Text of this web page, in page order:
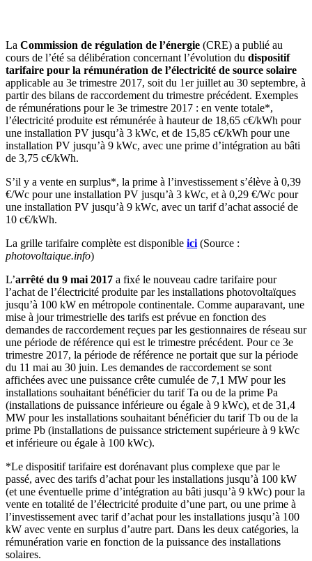
La Commission de régulation de l’énergie (CRE) a publié au
cours de l’été sa délibération concernant l’évolution du dispositif
tarifaire pour la rémunération de l’électricité de source solaire
applicable au 3e trimestre 2017, soit du 1er juillet au 30 septembre, à
partir des bilans de raccordement du trimestre précédent. Exemples
de rémunérations pour le 3e trimestre 2017 : en vente totale*,
l’électricité produite est rémunérée à hauteur de 18,65 c€/kWh pour
une installation PV jusqu’à 3 kWc, et de 15,85 c€/kWh pour une
installation PV jusqu’à 9 kWc, avec une prime d’intégration au bâti
de 3,75 c€/kWh.
S’il y a vente en surplus*, la prime à l’investissement s’élève à 0,39
€/Wc pour une installation PV jusqu’à 3 kWc, et à 0,29 €/Wc pour
une installation PV jusqu’à 9 kWc, avec un tarif d’achat associé de
10 c€/kWh.
La grille tarifaire complète est disponible ici (Source :
photovoltaique.info)
L’arrêté du 9 mai 2017 a fixé le nouveau cadre tarifaire pour
l’achat de l’électricité produite par les installations photovoltaïques
jusqu’à 100 kW en métropole continentale. Comme auparavant, une
mise à jour trimestrielle des tarifs est prévue en fonction des
demandes de raccordement reçues par les gestionnaires de réseau sur
une période de référence qui est le trimestre précédent. Pour ce 3e
trimestre 2017, la période de référence ne portait que sur la période
du 11 mai au 30 juin. Les demandes de raccordement se sont
affichées avec une puissance crête cumulée de 7,1 MW pour les
installations souhaitant bénéficier du tarif Ta ou de la prime Pa
(installations de puissance inférieure ou égale à 9 kWc), et de 31,4
MW pour les installations souhaitant bénéficier du tarif Tb ou de la
prime Pb (installations de puissance strictement supérieure à 9 kWc
et inférieure ou égale à 100 kWc).
*Le dispositif tarifaire est dorénavant plus complexe que par le
passé, avec des tarifs d’achat pour les installations jusqu’à 100 kW
(et une éventuelle prime d’intégration au bâti jusqu’à 9 kWc) pour la
vente en totalité de l’électricité produite d’une part, ou une prime à
l’investissement avec tarif d’achat pour les installations jusqu’à 100
kW avec vente en surplus d’autre part. Dans les deux catégories, la
rémunération varie en fonction de la puissance des installations
solaires.